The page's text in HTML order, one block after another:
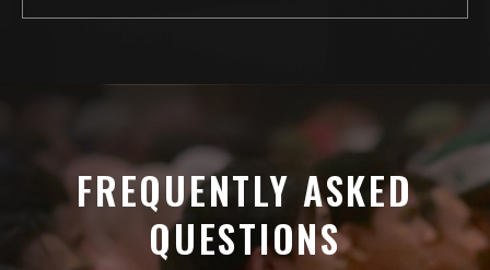
FREQUENTLY ASKED
QUESTIONS​